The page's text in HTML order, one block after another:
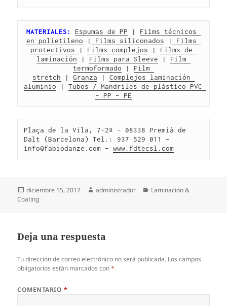
MATERIALES: Espumas de PP | Films técnicos
en polietileno | Films siliconados |
Films
protectivos
| Films complejos | Films de
laminación | Films para Sleeve | Film
termoformado | Film
stretch | Granza | Complejos laminación
aluminio | Tubos / Mandriles de plástico PVC
– PP – PE
Plaça de la Vila, 7-2º – 08338 Premià de
Dalt (Barcelona) Tel.: 937 529 011 –
info@fabiodanze.com – www.fdtecsl.com
Publicado
el
diciembre 15, 2017 Autor
administrador Categorías
Laminación &
Coating
Deja una respuesta
Tu dirección de correo electrónico no será publicada. Los campos
obligatorios están marcados con*
COMENTARIO *